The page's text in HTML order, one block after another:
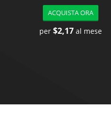
ACQUISTA ORA
per$2,17 al mese